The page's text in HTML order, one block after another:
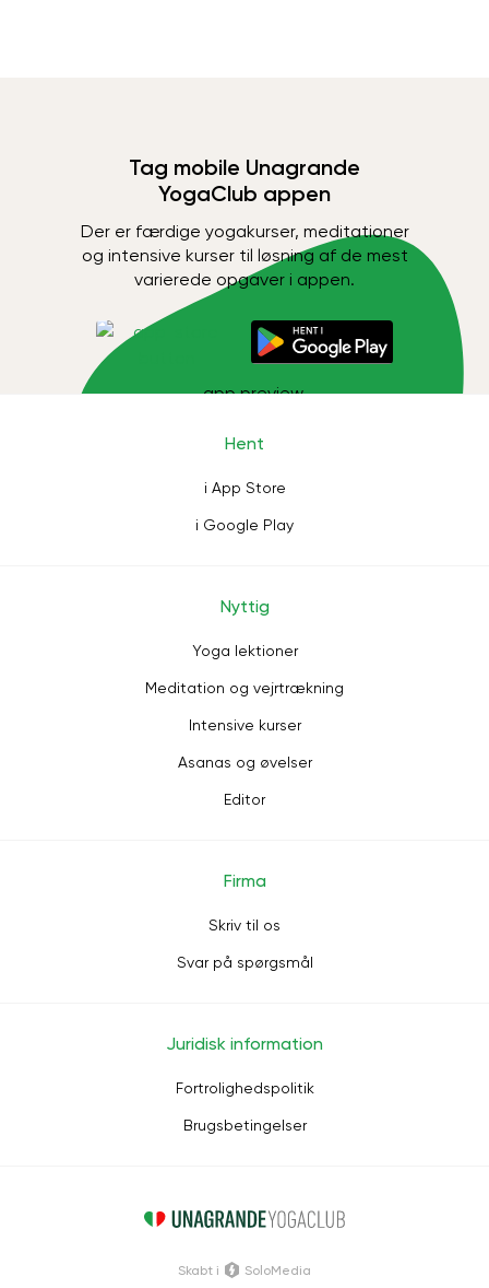
Tag mobile Unagrande
YogaClub appen
Der er færdige yogakurser, meditationer
og intensive kurser til løsning af de mest
varierede opgaver i appen.
Hent
i App Store
i Google Play
Nyttig
Yoga lektioner
Meditation og vejrtrækning
Intensive kurser
Asanas og øvelser
Editor
Firma
Skriv til os
Svar på spørgsmål
Juridisk information
Fortrolighedspolitik
Brugsbetingelser
Skabt i SoloMedia